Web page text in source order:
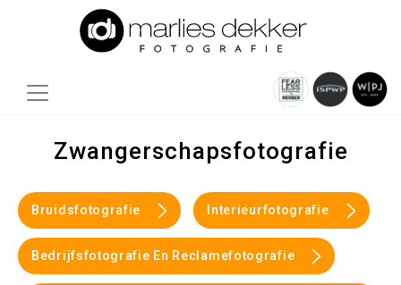
Zwangerschapsfotografie
Bruidsfotografie Interieurfotografie
Bedrijfsfotografie En Reclamefotografie